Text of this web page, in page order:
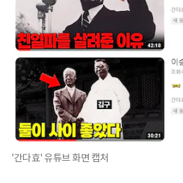
'간다효' 유튜브 화면 캡처